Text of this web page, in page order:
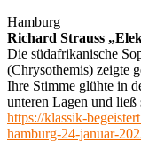
Hamburg
Richard Strauss
Die südafrikanische
(Chrysothemis) zeigte
Ihre Stimme glühte in
unteren Lagen und ließ
https://klassik-
hamburg-24-januar-